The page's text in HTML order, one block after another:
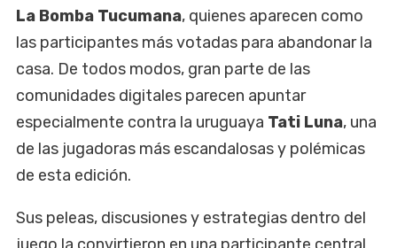
La Bomba Tucumana, quienes aparecen como
las participantes más votadas para abandonar la
casa. De todos modos, gran parte de las
comunidades digitales parecen apuntar
especialmente contra la uruguaya Tati Luna, una
de las jugadoras más escandalosas y polémicas
de esta edición.
Sus peleas, discusiones y estrategias dentro del